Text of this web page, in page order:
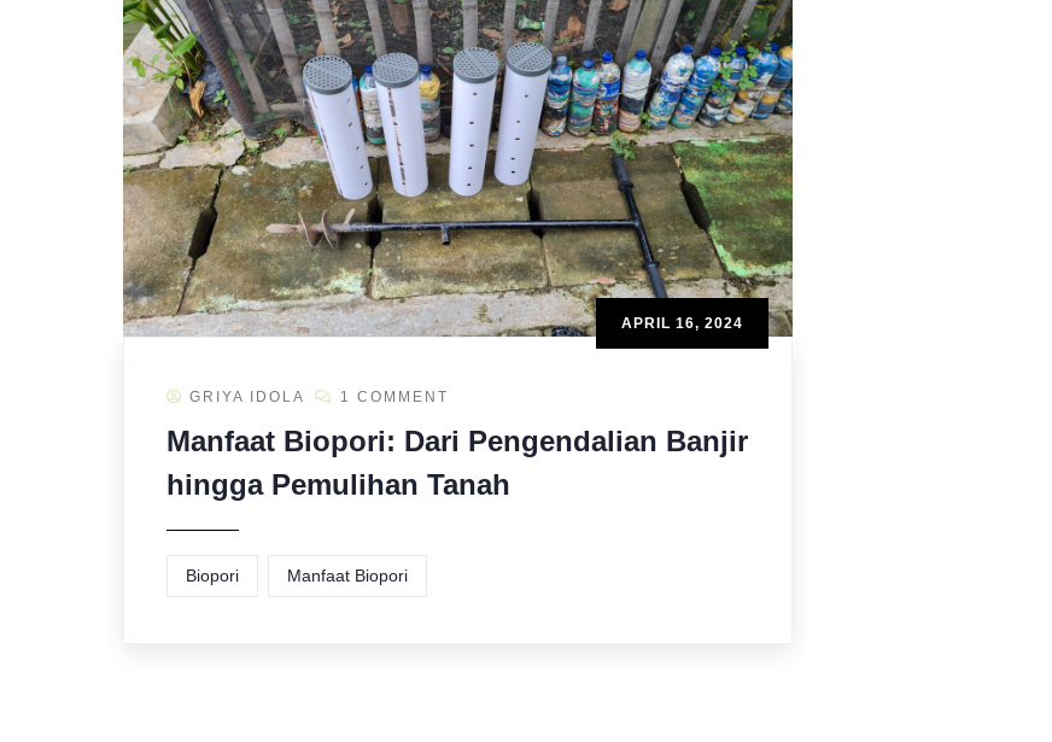
APRIL 16, 2024
GRIYA IDOLA 1 COMMENT
Manfaat Biopori: Dari Pengendalian Banjir
hingga Pemulihan Tanah
Biopori Manfaat Biopori